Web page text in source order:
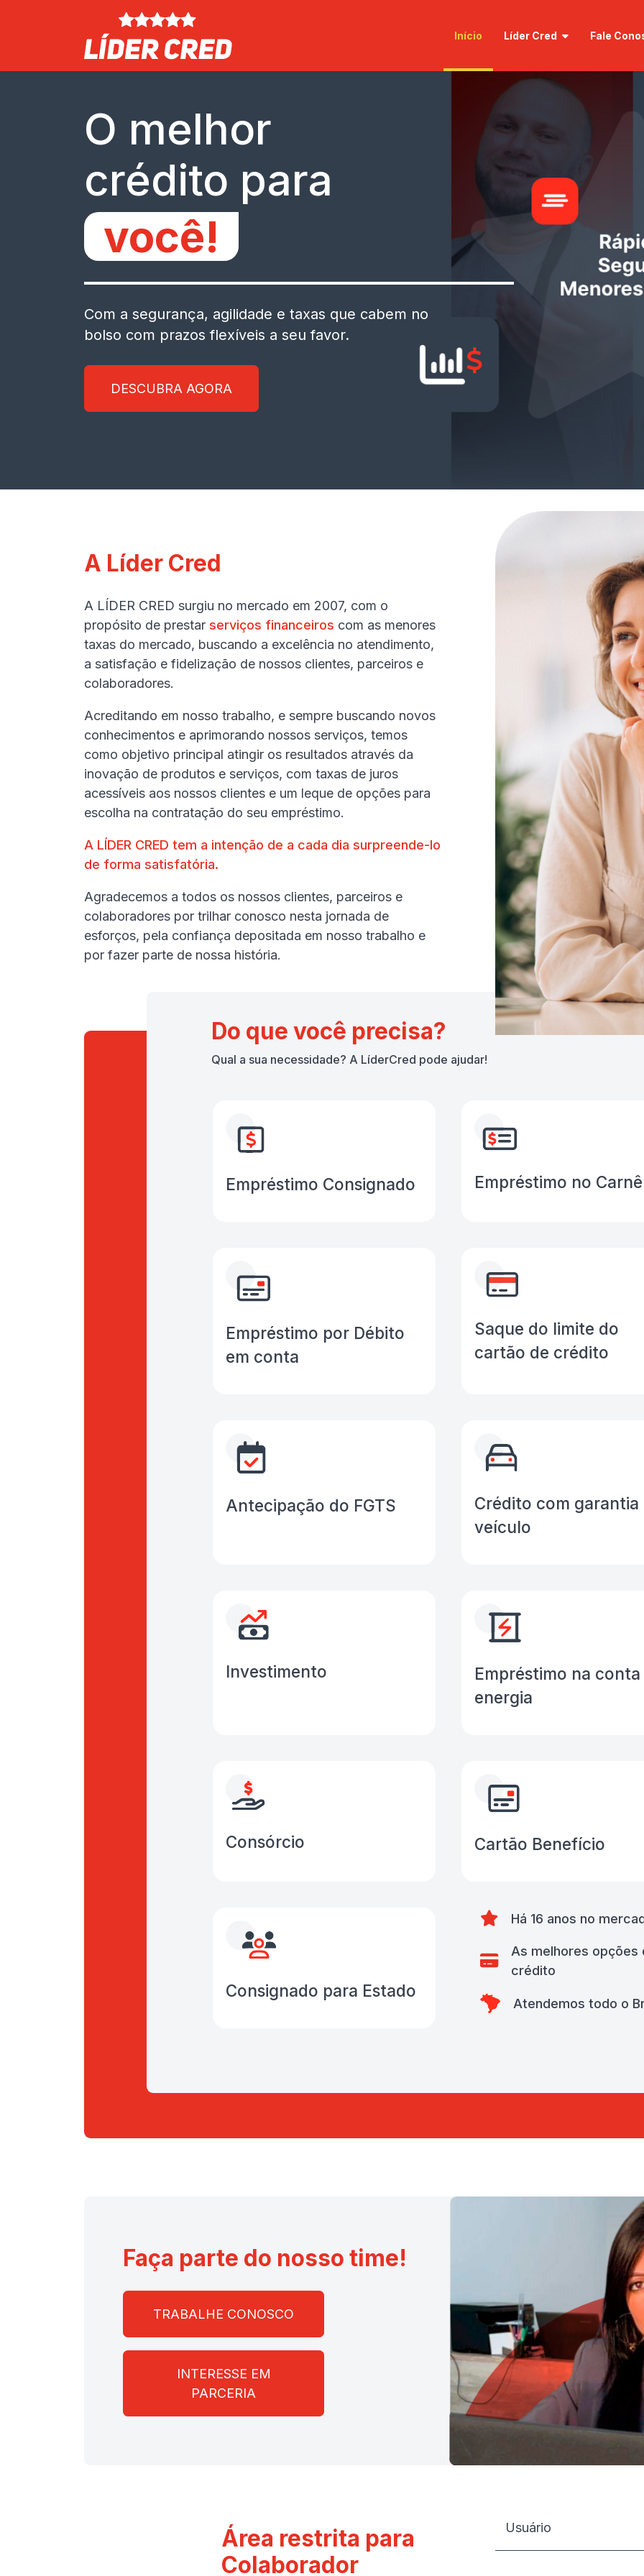
Início Líder Cred Fale
O melhor
crédito para
você!
Com a segurança, agilidade e taxas que cabem no
bolso com prazos flexíveis a seu favor.
DESCUBRA AGORA
A Líder Cred
A LÍDER CRED surgiu no mercado em 2007, com o
propósito de prestar serviços financeiros com as menores
taxas do mercado, buscando a excelência no atendimento,
a satisfação e fidelização de nossos clientes, parceiros e
colaboradores.
Acreditando em nosso trabalho, e sempre buscando novos
conhecimentos e aprimorando nossos serviços, temos
como objetivo principal atingir os resultados através da
inovação de produtos e serviços, com taxas de juros
acessíveis aos nossos clientes e um leque de opções para
escolha na contratação do seu empréstimo.
A LÍDER CRED tem a intenção de a cada dia surpreende-lo
de forma satisfatória.
Agradecemos a todos os nossos clientes, parceiros e
colaboradores por trilhar conosco nesta jornada de
esforços, pela confiança depositada em nosso trabalho e
por fazer parte de nossa história.
Do que você precisa?
Qual a sua necessidade? A LíderCred pode ajudar!
Empréstimo Consignado Empréstimo no Carnê
Empréstimo por Débito
em conta
Saque do limite do
cartão de crédito
Antecipação do FGTS
Crédito com garantia
veículo
Investimento
Empréstimo na conta
energia
Consórcio Cartão Benefício
Consignado para Estado
Há 16 anos no
As melhores opções
crédito
Atendemos todo o
Faça parte do nosso time!
TRABALHE CONOSCO
INTERESSE EM
PARCERIA
Área restrita para
Colaborador
Usuário